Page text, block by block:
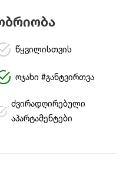
წყვილისთვის
ოჯახი #განტვირთვა
ძვირადღირებული
აპარტამენტები